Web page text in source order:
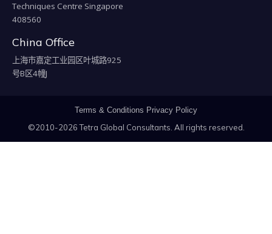
Techniques Centre Singapore
408560
China Office
上海市嘉定工业园区叶城路925
号B区4幢J
Terms & Conditions Privacy Policy
©2010-2026 Tetra Global Consultants. All rights reserved.